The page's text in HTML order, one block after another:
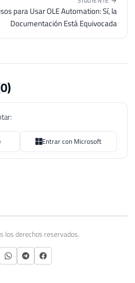
para Usar OLE Automation: Sí, la
Documentación Está Equivocada
0)
Entrar con Microsoft
los derechos reservados.